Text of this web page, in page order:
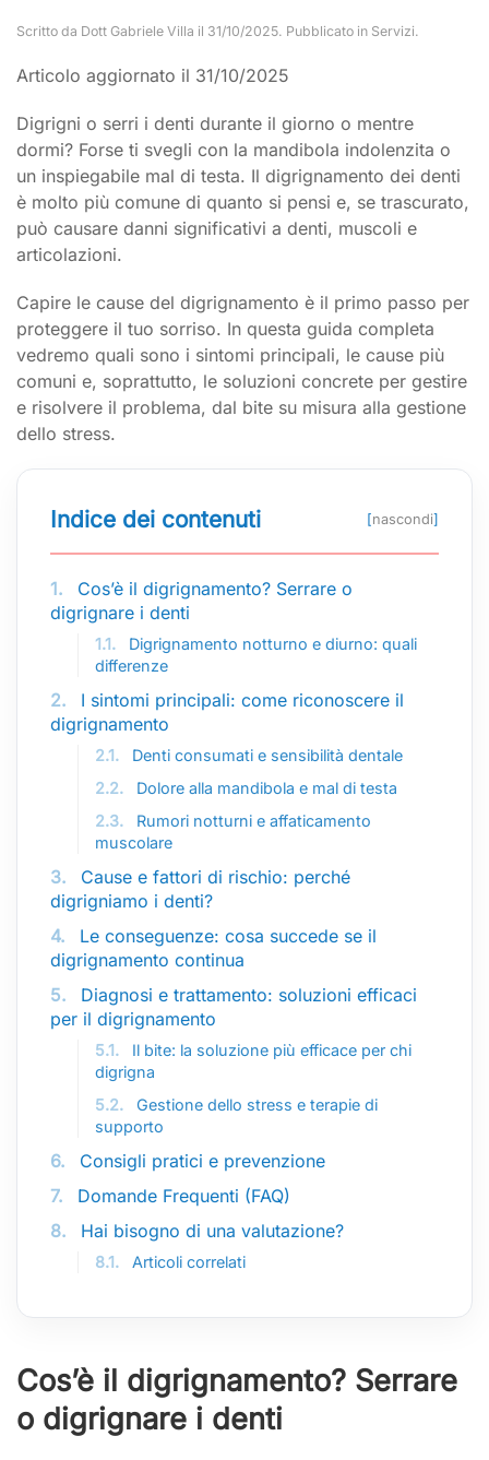
Scritto da Dott Gabriele Villa il 31/10/2025. Pubblicato in Servizi.
Articolo aggiornato il 31/10/2025
Digrigni o serri i denti durante il giorno o mentre
dormi? Forse ti svegli con la mandibola indolenzita o
un inspiegabile mal di testa. Il digrignamento dei denti
è molto più comune di quanto si pensi e, se trascurato,
può causare danni significativi a denti, muscoli e
articolazioni.
Capire le cause del digrignamento è il primo passo per
proteggere il tuo sorriso. In questa guida completa
vedremo quali sono i sintomi principali, le cause più
comuni e, soprattutto, le soluzioni concrete per gestire
e risolvere il problema, dal bite su misura alla gestione
dello stress.
Indice dei contenuti [nascondi]
1.
Cos’è il digrignamento? Serrare o
digrignare i denti
1.1.
Digrignamento notturno e diurno: quali
differenze
2.
I sintomi principali: come riconoscere il
digrignamento
2.1.
Denti consumati e sensibilità dentale
2.2.
Dolore alla mandibola e mal di testa
2.3.
Rumori notturni e affaticamento
muscolare
3.
Cause e fattori di rischio: perché
digrigniamo i denti?
4.
Le conseguenze: cosa succede se il
digrignamento continua
5.
Diagnosi e trattamento: soluzioni efficaci
per il digrignamento
5.1.
Il bite: la soluzione più efficace per chi
digrigna
5.2.
Gestione dello stress e terapie di
supporto
6.
Consigli pratici e prevenzione
7.
Domande Frequenti (FAQ)
8.
Hai bisogno di una valutazione?
8.1. Articoli correlati
Cos’è il digrignamento? Serrare
o digrignare i denti